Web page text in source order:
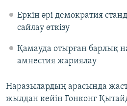
Еркін әрі демократия
сайлау өткізу
Қамауда отырған барлық
амнестия жариялау
Наразылардың арасында
жылдан кейін Гонконг